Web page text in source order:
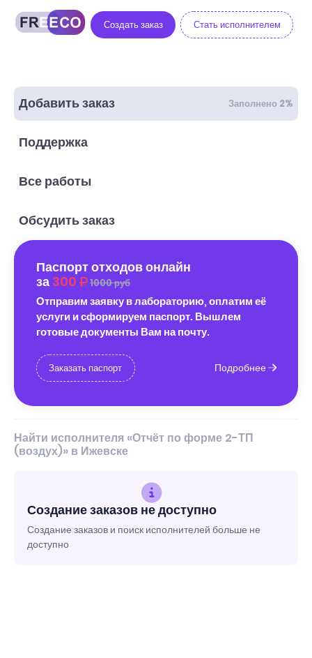
Создать заказ Стать исполнителем
Добавить заказ Заполнено 2%
Поддержка
Все работы
Обсудить заказ
Паспорт отходов онлайн
за 300 1000 руб
Отправим заявку в лабораторию, оплатим её
услуги и сформируем паспорт. Вышлем
готовые документы Вам на почту.
Заказать паспорт Подробнее
Найти исполнителя «Отчёт по форме 2-ТП
(воздух)» в Ижевске
Создание заказов не доступно
Создание заказов и поиск исполнителей больше не
доступно